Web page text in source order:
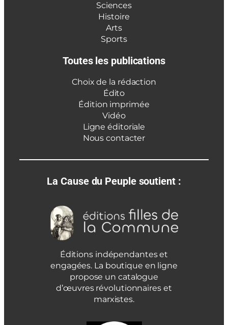
Sciences
Histoire
Arts
Sports
Toutes les publications
Choix de la rédaction
Édito
Édition imprimée
Vidéo
Ligne éditoriale
Nous contacter
La Cause du Peuple soutient :
Éditions indépendantes et
engagées. La boutique en ligne
propose un catalogue
d’œuvres révolutionnaires et
marxistes.